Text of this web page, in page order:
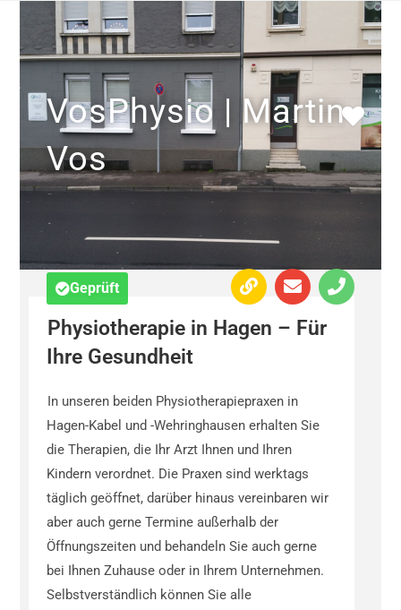
VosPhysio | Martin
Vos
Geprüft
Physiotherapie in Hagen – Für
Ihre Gesundheit
In unseren beiden Physiotherapiepraxen in
Hagen-Kabel und -Wehringhausen erhalten Sie
die Therapien, die Ihr Arzt Ihnen und Ihren
Kindern verordnet. Die Praxen sind werktags
täglich geöffnet, darüber hinaus vereinbaren wir
aber auch gerne Termine außerhalb der
Öffnungszeiten und behandeln Sie auch gerne
bei Ihnen Zuhause oder in Ihrem Unternehmen.
Selbstverständlich können Sie alle